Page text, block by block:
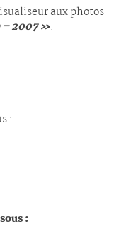
aux photos
– 2007 ».
:
: